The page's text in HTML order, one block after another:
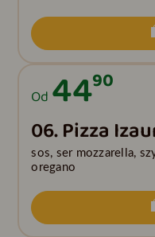
Od 4490
06. Pizza
sos, ser mozzarella,
oregano